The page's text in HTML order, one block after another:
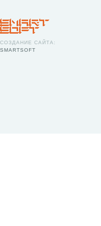
СОЗДАНИЕ САЙТА:
SMARTSOFT